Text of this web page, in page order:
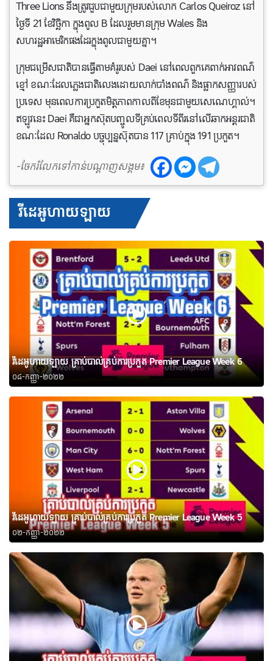
Three Lions នឹង​ត្រូវជួបជាមួយក្រុមរបស់លោក Carlos Queiroz នៅ
ថ្ងៃទី 21 ខែវិច្ឆិកា ក្នុងពូល B ដែលរួមមានក្រុម Wales និង
សហរដ្ឋអាមេរិកផងដែរក្នុងពូលជាមួយគ្នា។
ក្រុមជម្រើសជាតិបានធ្វើតាមគំរូរបស់ Daei នៅពេលពួកគេពាក់អាវពណ៌
ខ្មៅ ខណៈដែលភ្លេងជាតិលេងដោយលាក់បាំងពណ៌ និងផ្លាកសញ្ញារបស់
ប្រទេស មុនពេលការប្រកួតមិត្តភាពកាលពីខែមុនជាមួយសេណេហ្គាល់។
ឥឡូវនេះ Daei គឺជាអ្នកស៊ុតបញ្ចូលទីគ្រប់ពេលទីពីរនៅលើឆាកអន្តរជាតិ
ខណៈដែល Ronaldo បច្ចុប្បន្នស៊ុតបាន 117 គ្រាប់ក្នុង 191 ប្រកួត។
-ចែករំលែកទៅកាន់បណ្តាញសង្គម៖
វីដេអូហាយឡាយ
វីដេអូហាយឡាយ គ្រាប់បាល់គ្រប់ការប្រកួត Premier League Week 6
០៨-កញ្ញា-២០២២
វីដេអូហាយឡាយ គ្រាប់បាល់គ្រប់ការប្រកួត Premier League Week 5
០២-កញ្ញា-២០២២